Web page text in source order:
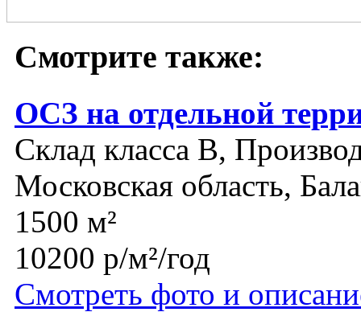
Смотрите также:
ОСЗ на отдельной
Склад класса B,
Московская область,
1500 м²
10200 р/м²/год
Смотреть фото и